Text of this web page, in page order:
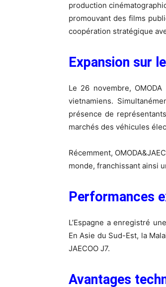
production
promouvant des films
coopération stratégique
Expansion sur
Le 26 novembre,
vietnamiens.
présence de
marchés des véhicules
Récemment,
monde, franchissant ainsi
Performances
L’Espagne a enregistré
En Asie du Sud-Est, la
JAECOO J7.
Avantages